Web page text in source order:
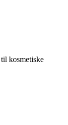
kosmetiske